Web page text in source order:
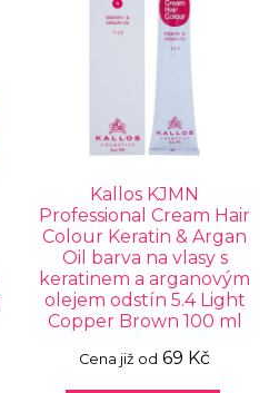
Kallos KJMN
Professional Cream Hair
Colour Keratin & Argan
Oil barva na vlasy s
keratinem a arganovým
olejem odstín 5.4 Light
Copper Brown 100 ml
Cena již od 69 Kč